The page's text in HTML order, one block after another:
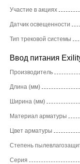
Участие в акциях
Датчик освещенности
Тип трековой системы
Ввод питания
Производитель
Длина (мм)
Ширина (мм)
Материал арматуры
Цвет арматуры
Степень
Серия